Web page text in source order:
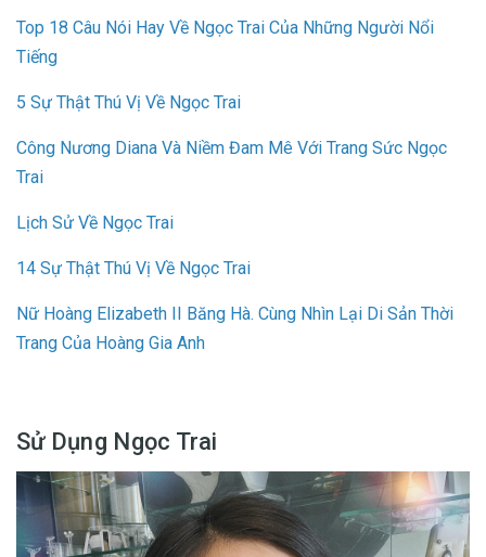
Top 18 Câu Nói Hay Về Ngọc Trai Của Những Người Nổi
Tiếng
5 Sự Thật Thú Vị Về Ngọc Trai
Công Nương Diana Và Niềm Đam Mê Với Trang Sức Ngọc
Trai
Lịch Sử Về Ngọc Trai
14 Sự Thật Thú Vị Về Ngọc Trai
Nữ Hoàng Elizabeth II Băng Hà. Cùng Nhìn Lại Di Sản Thời
Trang Của Hoàng Gia Anh
Sử Dụng Ngọc Trai